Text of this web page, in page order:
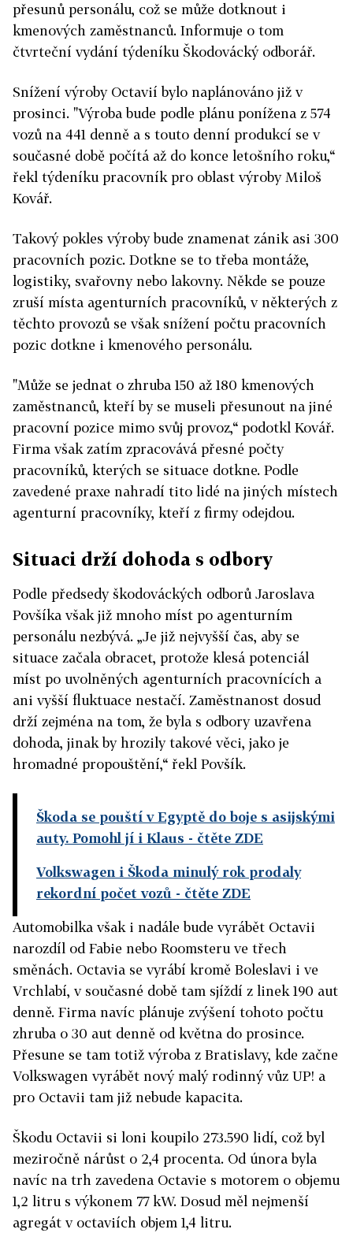
přesunů personálu, což se může dotknout i
kmenových zaměstnanců. Informuje o tom
čtvrteční vydání týdeníku Škodovácký odborář.
Snížení výroby Octavií bylo naplánováno již v
prosinci. "Výroba bude podle plánu ponížena z 574
vozů na 441 denně a s touto denní produkcí se v
současné době počítá až do konce letošního roku,“
řekl týdeníku pracovník pro oblast výroby Miloš
Kovář.
Takový pokles výroby bude znamenat zánik asi 300
pracovních pozic. Dotkne se to třeba montáže,
logistiky, svařovny nebo lakovny. Někde se pouze
zruší místa agenturních pracovníků, v některých z
těchto provozů se však snížení počtu pracovních
pozic dotkne i kmenového personálu.
"Může se jednat o zhruba 150 až 180 kmenových
zaměstnanců, kteří by se museli přesunout na jiné
pracovní pozice mimo svůj provoz,“ podotkl Kovář.
Firma však zatím zpracovává přesné počty
pracovníků, kterých se situace dotkne. Podle
zavedené praxe nahradí tito lidé na jiných místech
agenturní pracovníky, kteří z firmy odejdou.
Situaci drží dohoda s odbory
Podle předsedy škodováckých odborů Jaroslava
Povšíka však již mnoho míst po agenturním
personálu nezbývá. „Je již nejvyšší čas, aby se
situace začala obracet, protože klesá potenciál
míst po uvolněných agenturních pracovnících a
ani vyšší fluktuace nestačí. Zaměstnanost dosud
drží zejména na tom, že byla s odbory uzavřena
dohoda, jinak by hrozily takové věci, jako je
hromadné propouštění,“ řekl Povšík.
Škoda se pouští v Egyptě do boje s asijskými
auty. Pomohl jí i Klaus - čtěte ZDE
Volkswagen i Škoda minulý rok prodaly
rekordní počet vozů - čtěte ZDE
Automobilka však i nadále bude vyrábět Octavii
narozdíl od Fabie nebo Roomsteru ve třech
směnách. Octavia se vyrábí kromě Boleslavi i ve
Vrchlabí, v současné době tam sjíždí z linek 190 aut
denně. Firma navíc plánuje zvýšení tohoto počtu
zhruba o 30 aut denně od května do prosince.
Přesune se tam totiž výroba z Bratislavy, kde začne
Volkswagen vyrábět nový malý rodinný vůz UP! a
pro Octavii tam již nebude kapacita.
Škodu Octavii si loni koupilo 273.590 lidí, což byl
meziročně nárůst o 2,4 procenta. Od února byla
navíc na trh zavedena Octavie s motorem o objemu
1,2 litru s výkonem 77 kW. Dosud měl nejmenší
agregát v octaviích objem 1,4 litru.